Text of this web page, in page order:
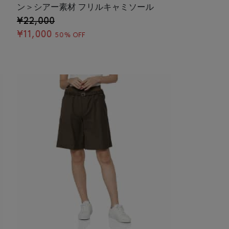
ン＞シアー素材 フリルキャミソール
¥22,000
¥11,000 50% OFF